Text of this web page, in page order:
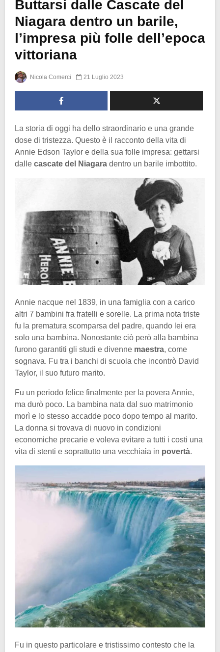
Buttarsi dalle Cascate del
Niagara dentro un barile,
l’impresa più folle dell’epoca
vittoriana
Nicola Comerci 21 Luglio 2023
La storia di oggi ha dello straordinario e una grande
dose di tristezza. Questo è il racconto della vita di
Annie Edson Taylor e della sua folle impresa: gettarsi
dalle cascate del Niagara dentro un barile imbottito.
Annie nacque nel 1839, in una famiglia con a carico
altri 7 bambini fra fratelli e sorelle. La prima nota triste
fu la prematura scomparsa del padre, quando lei era
solo una bambina. Nonostante ciò però alla bambina
furono garantiti gli studi e divenne maestra, come
sognava. Fu tra i banchi di scuola che incontrò David
Taylor, il suo futuro marito.
Fu un periodo felice finalmente per la povera Annie,
ma durò poco. La bambina nata dal suo matrimonio
morì e lo stesso accadde poco dopo tempo al marito.
La donna si trovava di nuovo in condizioni
economiche precarie e voleva evitare a tutti i costi una
vita di stenti e soprattutto una vecchiaia in povertà.
Fu in questo particolare e tristissimo contesto che la